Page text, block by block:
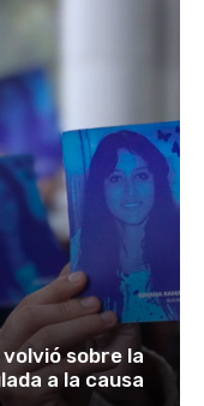
sobre la
a la causa